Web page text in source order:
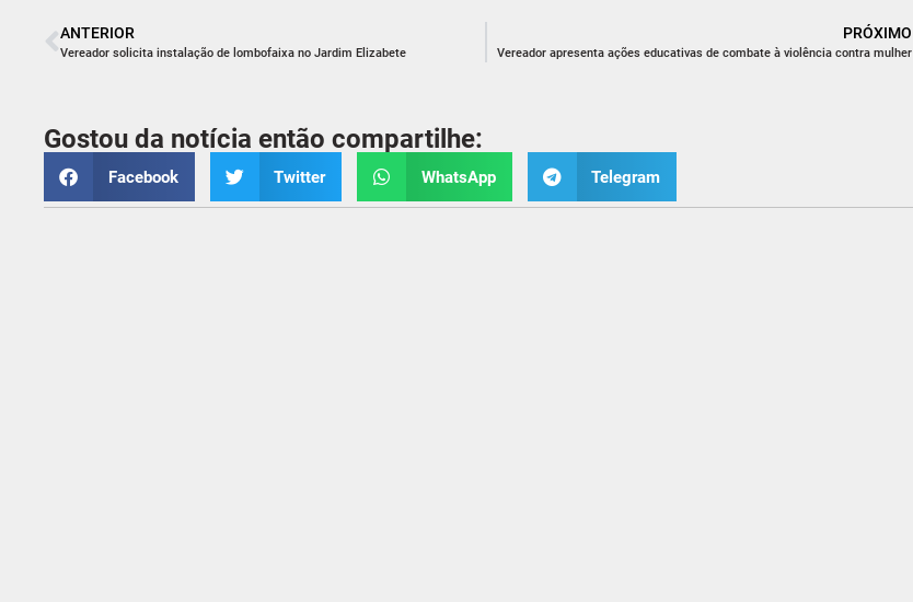
ANTERIOR
Vereador solicita instalação de lombofaixa no Jardim Elizabete
PRÓXIMO
Vereador apresenta ações educativas de combate à violência contra mulher
Gostou da notícia então compartilhe:
Facebook Twitter WhatsApp Telegram